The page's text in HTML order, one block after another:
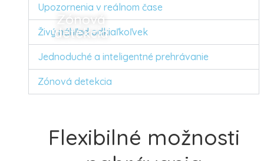
Zónová
detekcia
Upozornenia v reálnom čase
Živý náhľad odkiaľkoľvek
Jednoduché a inteligentné prehrávanie
Zónová detekcia
Flexibilné možnosti